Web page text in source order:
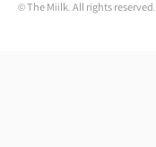
© The Miilk. All rights reserved.